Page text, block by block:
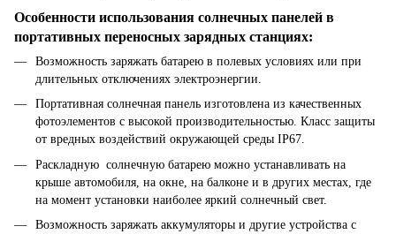
Особенности использования солнечных панелей в
портативных переносных зарядных станциях:
Возможность заряжать батарею в полевых условиях или при
длительных отключениях электроэнергии.
Портативная солнечная панель изготовлена из качественных
фотоэлементов с высокой производительностью. Класс защиты
от вредных воздействий окружающей среды IP67.
Раскладную солнечную батарею можно устанавливать на
крыше автомобиля, на окне, на балконе и в других местах, где
на момент установки наиболее яркий солнечный свет.
Возможность заряжать аккумуляторы и другие устройства с